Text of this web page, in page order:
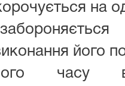
на
його
часу